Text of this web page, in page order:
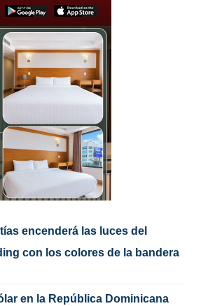
encenderá las luces del
con los colores de la bandera
en la República Dominicana